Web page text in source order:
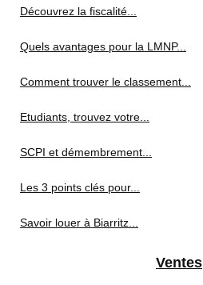
Découvrez la fiscalité...
Quels avantages pour la LMNP...
Comment trouver le classement...
Etudiants, trouvez votre...
SCPI et démembrement...
Les 3 points clés pour...
Savoir louer à Biarritz...
Ventes